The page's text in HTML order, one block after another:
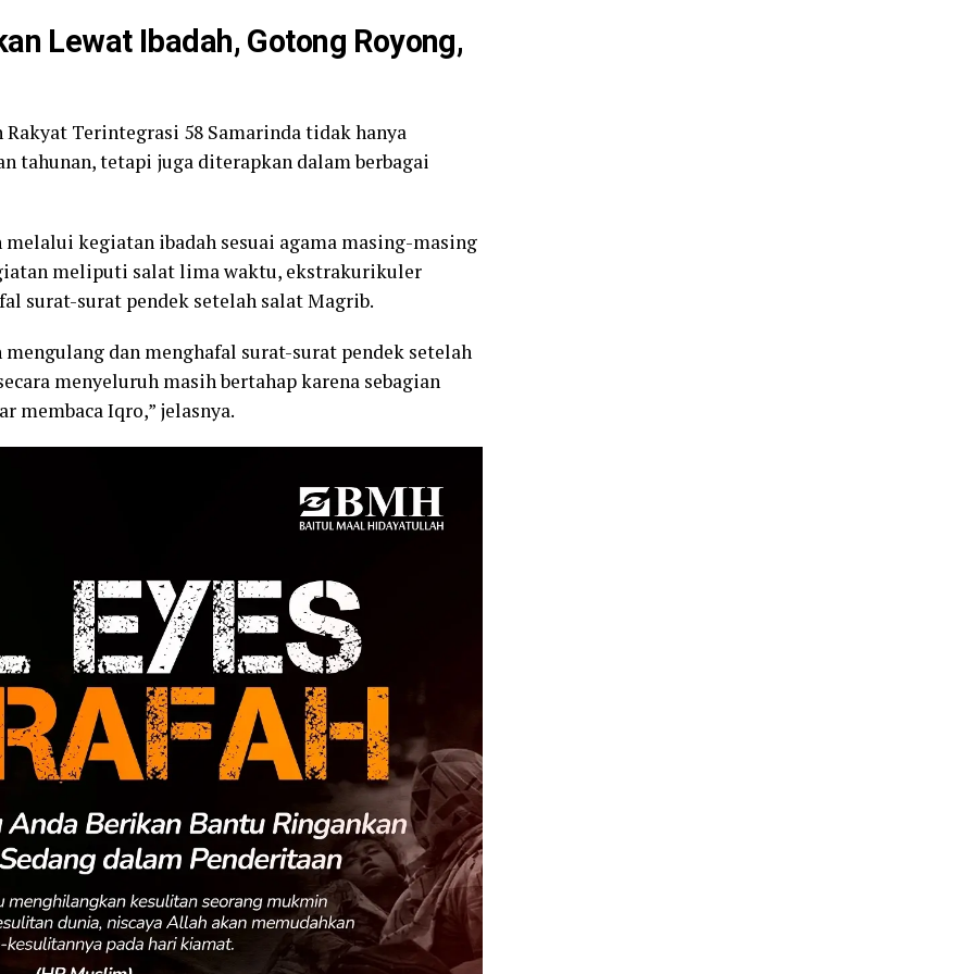
Lewat Ibadah, Gotong Royong,
Terintegrasi 58 Samarinda tidak hanya
tahunan, tetapi juga diterapkan dalam berbagai
kegiatan ibadah sesuai agama masing-masing
meliputi salat lima waktu, ekstrakurikuler
surat-surat pendek setelah salat Magrib.
mengulang dan menghafal surat-surat pendek setelah
menyeluruh masih bertahap karena sebagian
membaca Iqro,” jelasnya.